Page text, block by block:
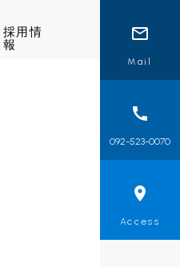
採用情
報
Mail
092-523-0070
Access